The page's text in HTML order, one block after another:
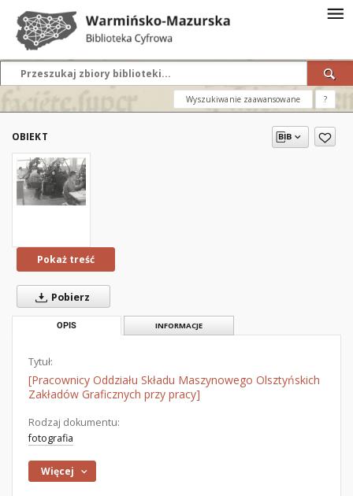
Wyszukiwanie zaawansowane ?
OBIEKT
Pokaż treść
Pobierz
OPIS INFORMACJE
Tytuł:
[Pracownicy Oddziału Składu Maszynowego Olsztyńskich
Zakładów Graficznych przy pracy]
Rodzaj dokumentu:
fotografia
Więcej